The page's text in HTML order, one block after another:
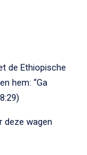
de Ethiopische
hem: “Ga
deze wagen